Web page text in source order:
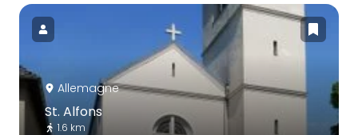
Allemagne
St. Alfons
1.6 km